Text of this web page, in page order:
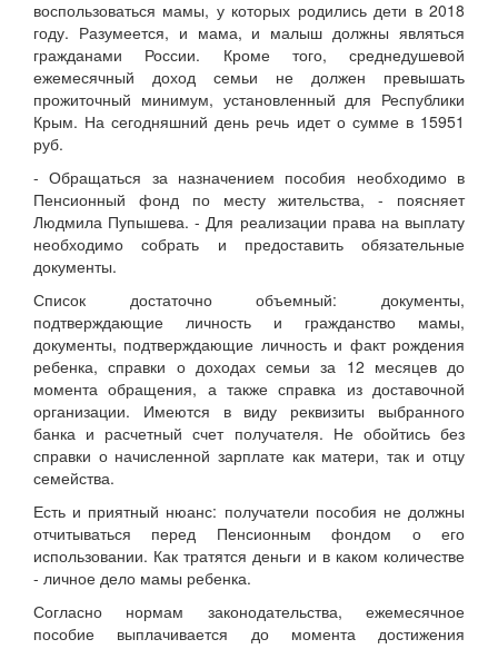
воспользоваться мамы, у которых родились дети в 2018
году. Разумеется, и мама, и малыш должны являться
гражданами России. Кроме того, среднедушевой
ежемесячный доход семьи не должен превышать
прожиточный минимум, установленный для Республики
Крым. На сегодняшний день речь идет о сумме в 15951
руб.
- Обращаться за назначением пособия необходимо в
Пенсионный фонд по месту жительства, - поясняет
Людмила Пупышева. - Для реализации права на выплату
необходимо собрать и предоставить обязательные
документы.
Список достаточно объемный: документы,
подтверждающие личность и гражданство мамы,
документы, подтверждающие личность и факт рождения
ребенка, справки о доходах семьи за 12 месяцев до
момента обращения, а также справка из доставочной
организации. Имеются в виду реквизиты выбранного
банка и расчетный счет получателя. Не обойтись без
справки о начисленной зарплате как матери, так и отцу
семейства.
Есть и приятный нюанс: получатели пособия не должны
отчитываться перед Пенсионным фондом о его
использовании. Как тратятся деньги и в каком количестве
- личное дело мамы ребенка.
Согласно нормам законодательства, ежемесячное
пособие выплачивается до момента достижения